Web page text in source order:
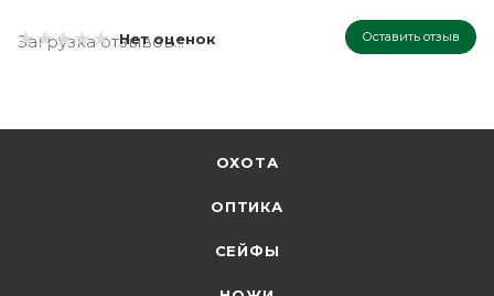
Нет оценок Оставить отзыв
Загрузка отзывов...
ОХОТА
ОПТИКА
СЕЙФЫ